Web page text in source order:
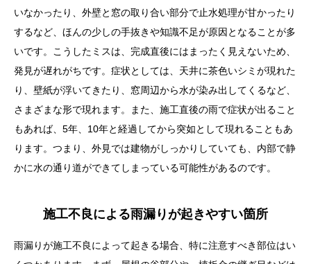
いなかったり、外壁と窓の取り合い部分で止水処理が甘かったり
するなど、ほんの少しの手抜きや知識不足が原因となることが多
いです。こうしたミスは、完成直後にはまったく見えないため、
発見が遅れがちです。症状としては、天井に茶色いシミが現れた
り、壁紙が浮いてきたり、窓周辺から水が染み出してくるなど、
さまざまな形で現れます。また、施工直後の雨で症状が出ること
もあれば、5年、10年と経過してから突如として現れることもあ
ります。つまり、外見では建物がしっかりしていても、内部で静
かに水の通り道ができてしまっている可能性があるのです。
施工不良による雨漏りが起きやすい箇所
雨漏りが施工不良によって起きる場合、特に注意すべき部位はい